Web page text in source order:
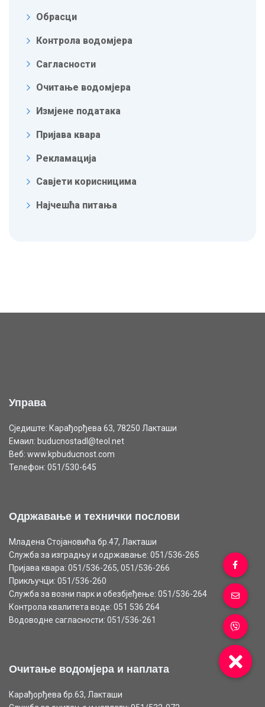
Обрасци
Контрола водомјера
Сагласности
Очитање водомјера
Измјене података
Пријава квара
Рекламација
Савјети корисницима
Најчешћа питања
Управа
Сједиште: Карађорђева 63, 78250 Лакташи
Емаил: buducnostadl@teol.net
Веб: www.kpbuducnost.com
Телефон: 051/530-645
Одржавање и технички послови
Младена Стојановића бр.47, Лакташи
Служба за изградњу и одржавање: 051/536-265
Пријава квара: 051/536-265, 051/536-266
Прикључци: 051/536-260
Служба за возни парк и обезбјеђење: 051/536-264
Контрола квалитета воде: 051 536 264
Водоводне сагласности: 051/536-261
Очитање водомјера и наплата
Карађорђева бр.63, Лакташи